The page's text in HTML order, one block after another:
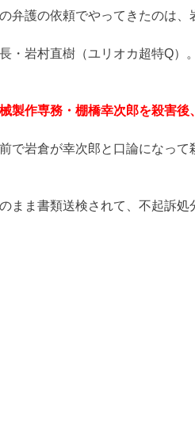
弁護の依頼でやってきたのは、
・岩村直樹（ユリオカ超特Q）。
製作専務・棚橋幸次郎を殺害
で岩倉が幸次郎と口論になっ
まま書類送検されて、不起訴処